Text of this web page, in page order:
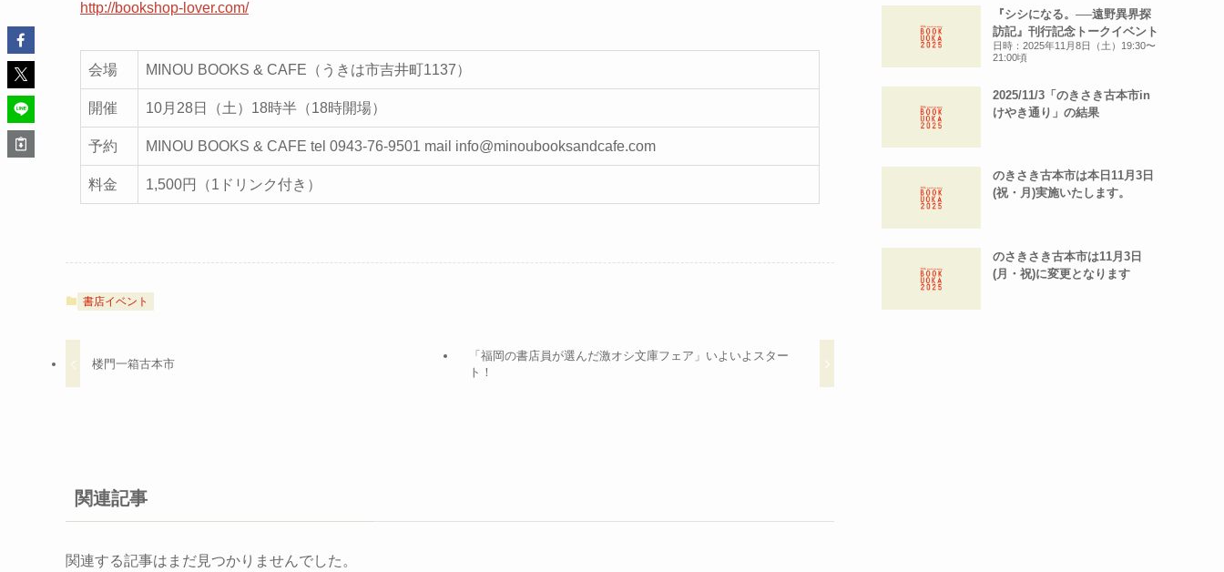
http://bookshop-lover.com/
会場 MINOU BOOKS & CAFE（うきは市吉井町1137）
開催 10月28日（土）18時半（18時開場）
予約 MINOU BOOKS & CAFE tel 0943-76-9501 mail info@minoubooksandcafe.com
料金 1,500円（1ドリンク付き）
書店イベント
楼門一箱古本市
「福岡の書店員が選んだ激オシ文庫フェア」いよいよスター
ト！
関連記事
関連する記事はまだ見つかりませんでした。
『シシになる。──遠野異界探
訪記』刊行記念トークイベント
日時：2025年11月8日（土）19:30〜
21:00頃
2025/11/3「のきさき古本市in
けやき通り」の結果
のきさき古本市は本日11月3日
(祝・月)実施いたします。
のさきさき古本市は11月3日
(月・祝)に変更となります